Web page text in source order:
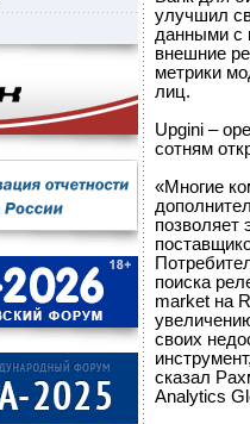
улучшил
данными с
внешние
метрики
лиц.
Upgini –
сотням
«Многие
позволяет
поиска
market на
своих
сказал
Analytics